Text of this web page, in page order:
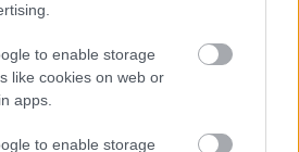
to enable storage
like cookies on web or
apps.
to enable storage
szív egészségének
és nagyobb felbontásért
koppintson a képre.